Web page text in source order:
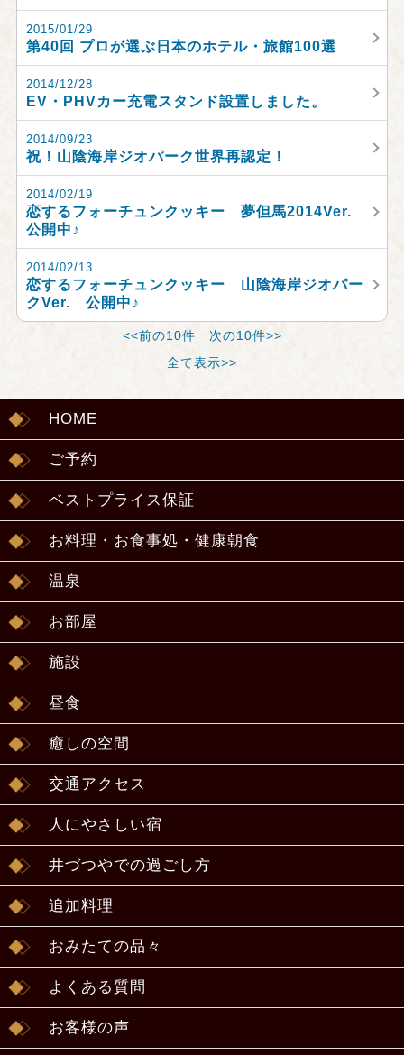
2015/01/29
第40回 プロが選ぶ日本のホテル・旅館100選
2014/12/28
EV・PHVカー充電スタンド設置しました。
2014/09/23
祝！山陰海岸ジオパーク世界再認定！
2014/02/19
恋するフォーチュンクッキー 夢但馬2014Ver.
公開中♪
2014/02/13
恋するフォーチュンクッキー 山陰海岸ジオパー
クVer. 公開中♪
<<前の10件
次の10件>>
全て表示>>
HOME
ご予約
ベストプライス保証
お料理・お食事処・健康朝食
温泉
お部屋
施設
昼食
癒しの空間
交通アクセス
人にやさしい宿
井づつやでの過ごし方
追加料理
おみたての品々
よくある質問
お客様の声